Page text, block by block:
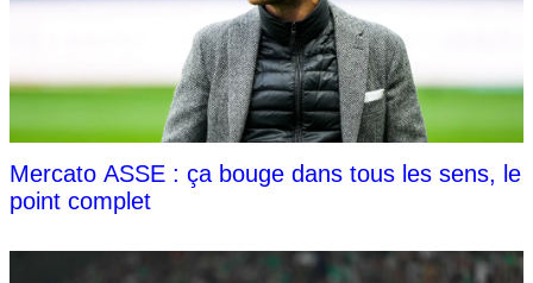
Mercato ASSE : ça bouge dans tous les sens, le
point complet